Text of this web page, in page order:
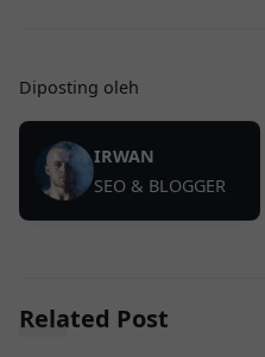
Diposting oleh
IRWAN
SEO & BLOGGER
Related Post